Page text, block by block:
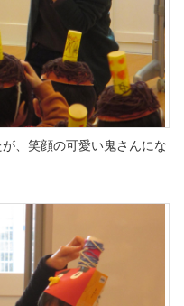
、笑顔の可愛い鬼さんにな